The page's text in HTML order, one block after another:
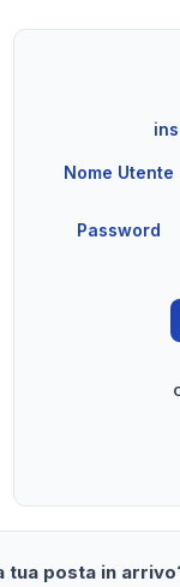
Nome Utente
Password
tua posta in